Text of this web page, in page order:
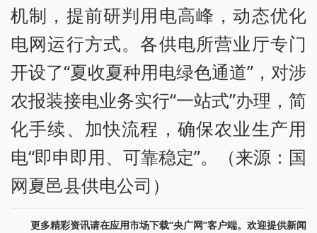
机制，提前研判用电高峰，动态优化
电网运行方式。各供电所营业厅专门
开设了“夏收夏种用电绿色通道”，对涉
农报装接电业务实行“一站式”办理，简
化手续、加快流程，确保农业生产用
电“即申即用、可靠稳定”。（来源：国
网夏邑县供电公司）
更多精彩资讯请在应用市场下载“央广网”客户端。欢迎提供新闻